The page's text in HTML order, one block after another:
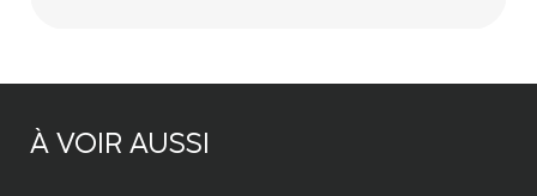
À VOIR AUSSI